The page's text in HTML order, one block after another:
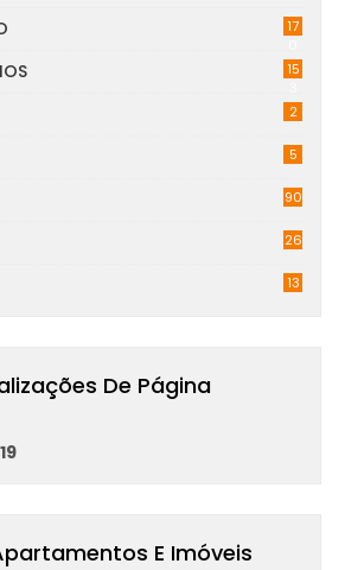
17
15
2
5
90
26
13
De Página
19
E Imóveis